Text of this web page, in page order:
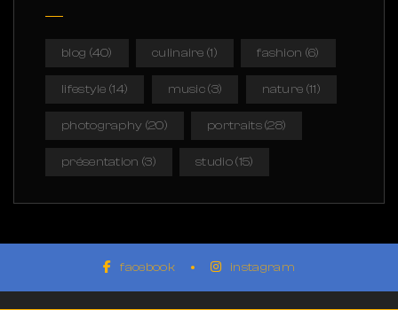
blog (40) culinaire (1) fashion (6)
lifestyle (14) music(3) nature (11)
photography (20) portraits(28)
présentation (3) studio(15)
facebook instagram